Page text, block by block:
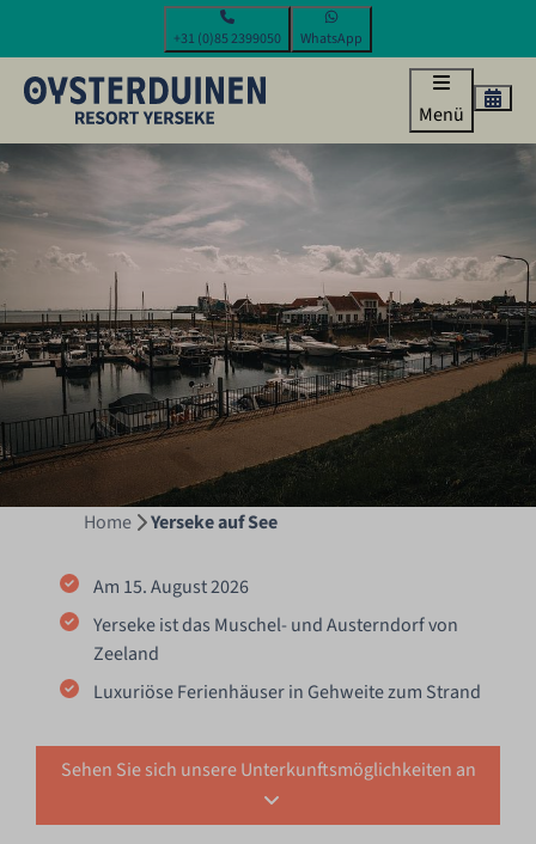
+31 (0)85 2399050 WhatsApp
Menü
Home Yerseke auf See
Am 15. August 2026
Yerseke ist das Muschel- und Austerndorf von
Zeeland
Luxuriöse Ferienhäuser in Gehweite zum Strand
Sehen Sie sich unsere Unterkunftsmöglichkeiten an